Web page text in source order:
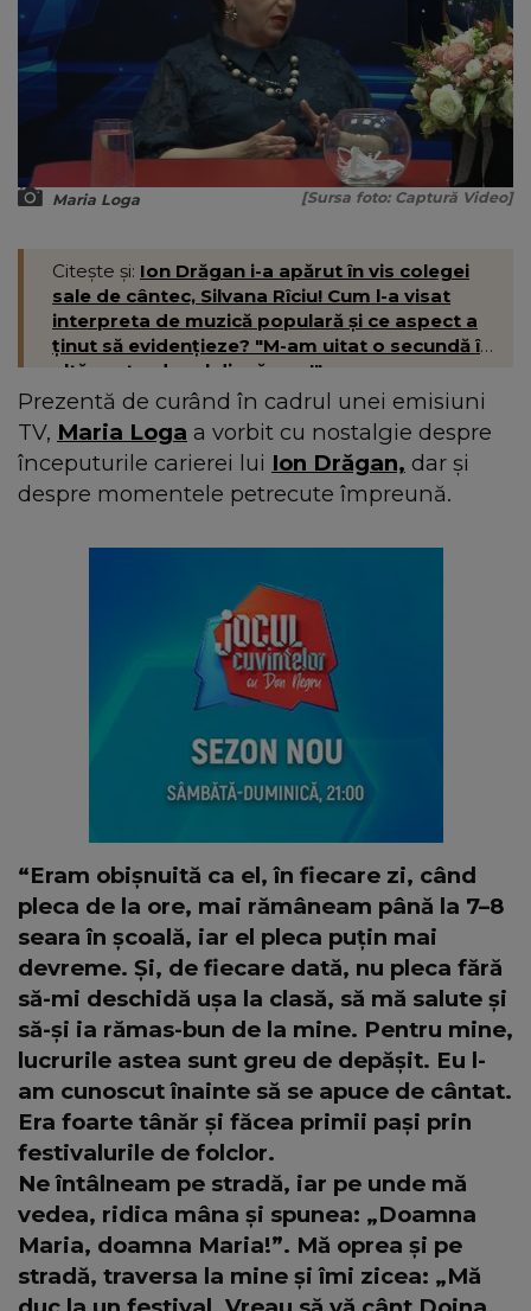
Maria Loga [Sursa foto: Captură Video]
Citește și: Ion Drăgan i-a apărut în vis colegei
sale de cântec, Silvana Rîciu! Cum l-a visat
interpreta de muzică populară și ce aspect a
ținut să evidențieze? "M-am uitat o secundă în
altă parte, dar el dispăruse!"
Prezentă de curând în cadrul unei emisiuni
TV, Maria Loga a vorbit cu nostalgie despre
începuturile carierei lui Ion Drăgan, dar și
despre momentele petrecute împreună.
“Eram obișnuită ca el, în fiecare zi, când
pleca de la ore, mai rămâneam până la 7–8
seara în școală, iar el pleca puțin mai
devreme. Și, de fiecare dată, nu pleca fără
să-mi deschidă ușa la clasă, să mă salute și
să-și ia rămas-bun de la mine. Pentru mine,
lucrurile astea sunt greu de depășit. Eu l-
am cunoscut înainte să se apuce de cântat.
Era foarte tânăr și făcea primii pași prin
festivalurile de folclor.
Ne întâlneam pe stradă, iar pe unde mă
vedea, ridica mâna și spunea: „Doamna
Maria, doamna Maria!”. Mă oprea și pe
stradă, traversa la mine și îmi zicea: „Mă